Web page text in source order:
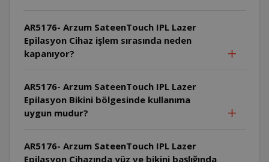
AR5176- Arzum SateenTouch IPL Lazer
Epilasyon Cihaz işlem sırasında neden
kapanıyor?
AR5176- Arzum SateenTouch IPL Lazer
Epilasyon Bikini bölgesinde kullanıma
uygun mudur?
AR5176- Arzum SateenTouch IPL Lazer
Epilasyon Cihazında yüz ve bikini başlığında